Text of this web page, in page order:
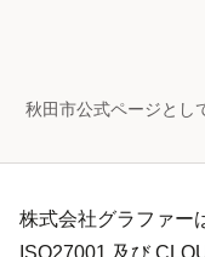
秋田市公式ページとし
株式会社グラファー
ISO27001 及び